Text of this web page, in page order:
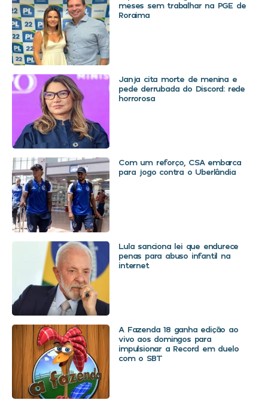
meses sem trabalhar na PGE de
Roraima
Janja cita morte de menina e
pede derrubada do Discord: rede
horrorosa
Com um reforço, CSA embarca
para jogo contra o Uberlândia
Lula sanciona lei que endurece
penas para abuso infantil na
internet
A Fazenda 18 ganha edição ao
vivo aos domingos para
impulsionar a Record em duelo
com o SBT